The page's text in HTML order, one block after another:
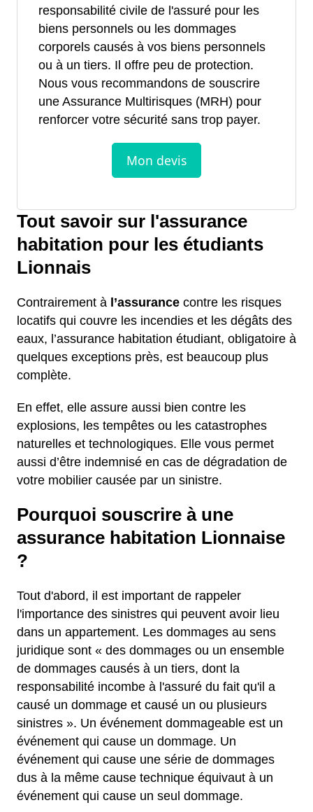
responsabilité civile de l'assuré pour les
biens personnels ou les dommages
corporels causés à vos biens personnels
ou à un tiers. Il offre peu de protection.
Nous vous recommandons de souscrire
une Assurance Multirisques (MRH) pour
renforcer votre sécurité sans trop payer.
Tout savoir sur l'assurance
habitation pour les étudiants
Lionnais
Contrairement à l’assurance contre les risques
locatifs qui couvre les incendies et les dégâts des
eaux, l’assurance habitation étudiant, obligatoire à
quelques exceptions près, est beaucoup plus
complète.
En effet, elle assure aussi bien contre les
explosions, les tempêtes ou les catastrophes
naturelles et technologiques. Elle vous permet
aussi d’être indemnisé en cas de dégradation de
votre mobilier causée par un sinistre.
Pourquoi souscrire à une
assurance habitation Lionnaise
?
Tout d'abord, il est important de rappeler
l'importance des sinistres qui peuvent avoir lieu
dans un appartement. Les dommages au sens
juridique sont « des dommages ou un ensemble
de dommages causés à un tiers, dont la
responsabilité incombe à l'assuré du fait qu'il a
causé un dommage et causé un ou plusieurs
sinistres ». Un événement dommageable est un
événement qui cause un dommage. Un
événement qui cause une série de dommages
dus à la même cause technique équivaut à un
événement qui cause un seul dommage.